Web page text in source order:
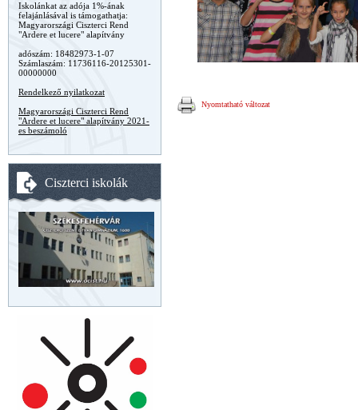
Iskolánkat az adója 1%-ának
felajánlásával is támogathatja:
Magyarországi Ciszterci Rend
"Ardere et lucere" alapítvány
adószám: 18482973-1-07
Számlaszám: 11736116-20125301-
00000000
Rendelkező nyilatkozat
Magyarországi Ciszterci Rend
"Ardere et lucere" alapítvány 2021-
es beszámoló
Ciszterci iskolák
Nyomtatható változat